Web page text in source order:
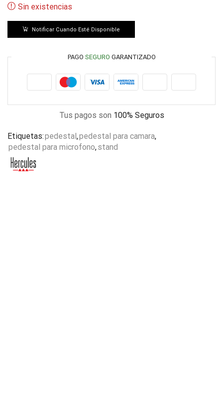
Sin existencias
Notificar Cuando Esté Disponible
PAGO SEGURO GARANTIZADO
Tus pagos son 100% Seguros
Etiquetas:pedestal,pedestal para camara,
pedestal para microfono,stand